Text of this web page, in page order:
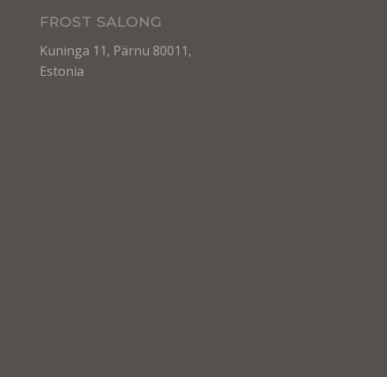
FROST SALONG
Kuninga 11, Pärnu 80011,
Estonia